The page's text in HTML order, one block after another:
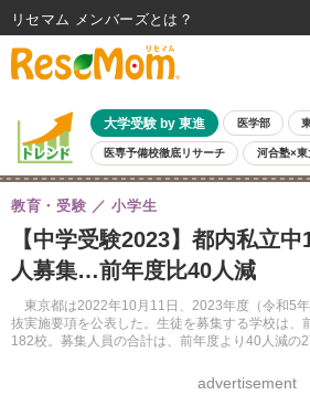
大学受験 by 東進 医学部
医専予備校徹底リサーチ 河合塾×東
親子で考える大学選び 高校受験 中学受験
共通テスト 夏休み
8月開催イベント・WS 全国公立高校 過去問
自由研究教材（小学生向け） 自由研究教材（中学生
【中学受験2023】都内私立
人募集…前年度比40人減
東京都は2022年10月11日、2023年度（令和5
抜実施要項を公表した。生徒を募集する学校は、
182校。募集人員の合計は、前年度より40人減の
教育・受験 小学生
advertisement
リセマム メンバーズ